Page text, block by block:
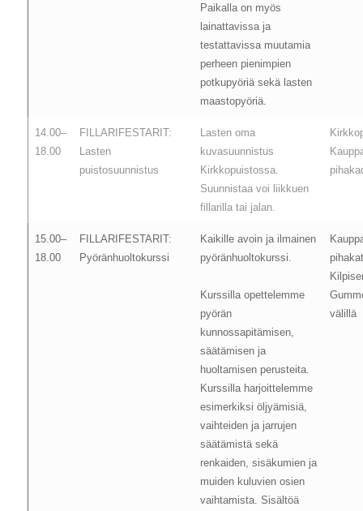
Paikalla on myös
lainattavissa ja
testattavissa muutamia
perheen pienimpien
potkupyöriä sekä lasten
maastopyöriä.
14.00–
18.00
FILLARIFESTARIT:
Lasten
puistosuunnistus
Lasten oma
kuvasuunnistus
Kirkkopuistossa.
Suunnistaa voi liikkuen
fillarilla tai jalan.
15.00–
18.00
FILLARIFESTARIT:
Pyöränhuoltokurssi
Kaikille avoin ja ilmainen
pyöränhuoltokurssi.
Kurssilla opettelemme
pyörän
kunnossapitämisen,
säätämisen ja
huoltamisen perusteita.
Kurssilla harjoittelemme
esimerkiksi öljyämisiä,
vaihteiden ja jarrujen
säätämistä sekä
renkaiden, sisäkumien ja
muiden kuluvien osien
vaihtamista. Sisältöä
välillä